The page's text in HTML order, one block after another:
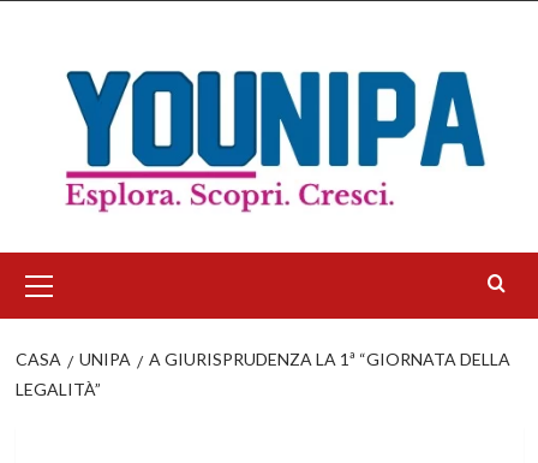
contenuto
principale
CASA UNIPA
A GIURISPRUDENZA LA 1ª “GIORNATA DELLA
LEGALITÀ”